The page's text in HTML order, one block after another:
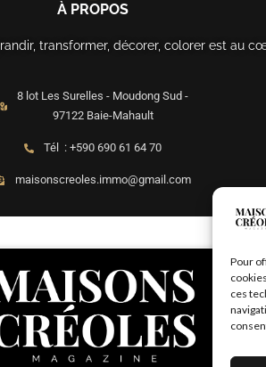
Pour
ces
À PROPOS
transformer, décorer, colorer est au
8 lot Les Surelles - Moudong Sud -
97122 Baie-Mahault
Tél : +590 690 61 64 70
maisonscreoles.immo@gmail.com